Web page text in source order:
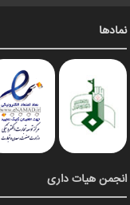
نمادها
انجمن هیات داری